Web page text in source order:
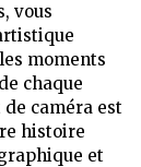
vous
moments
chaque
caméra est
histoire
et